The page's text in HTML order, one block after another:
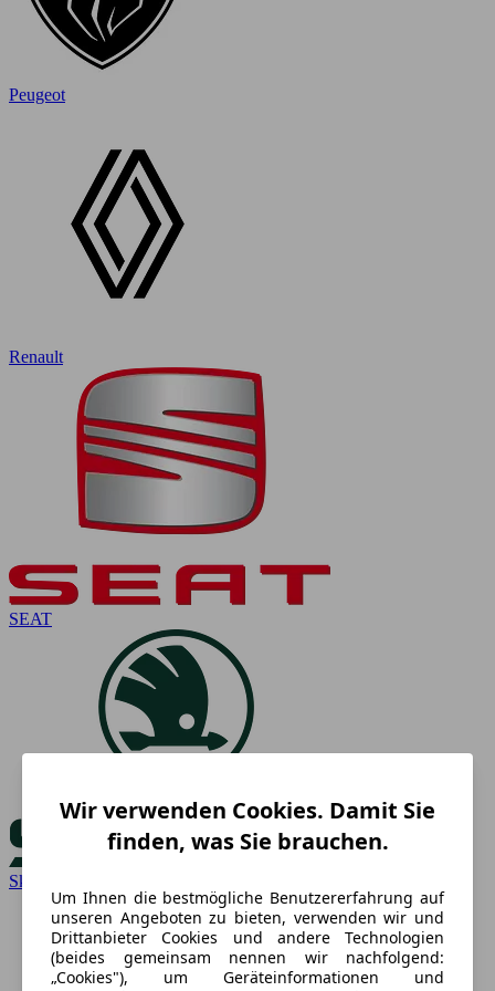
Peugeot
Renault
SEAT
Skoda
Wir verwenden Cookies. Damit Sie
finden, was Sie brauchen.
Um Ihnen die bestmögliche Benutzererfahrung auf
unseren Angeboten zu bieten, verwenden wir und
Drittanbieter Cookies und andere Technologien
(beides gemeinsam nennen wir nachfolgend:
„Cookies"), um Geräteinformationen und